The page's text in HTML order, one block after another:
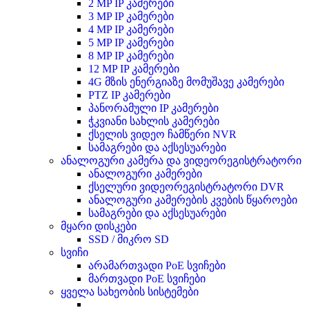
2 MP IP კამერები
3 MP IP კამერები
4 MP IP კამერები
5 MP IP კამერები
8 MP IP კამერები
12 MP IP კამერები
4G მზის ენერგიაზე მომუშავე კამერები
PTZ IP კამერები
პანორამული IP კამერები
ჭკვიანი სახლის კამერები
ქსელის ვიდეო ჩამწერი NVR
სამაგრები და აქსესუარები
ანალოგური კამერა და ვიდეორეგისტრატორი
ანალოგური კამერები
ქსელური ვიდეორეგისტრატორი DVR
ანალოგური კამერების კვების წყაროები
სამაგრები და აქსესუარები
მყარი დისკები
SSD / მიკრო SD
სვიჩი
არამართვადი PoE სვიჩები
მართვადი PoE სვიჩები
ყველა სახეობის სისტემები